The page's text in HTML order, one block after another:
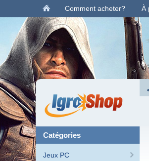
Comment acheter? À
catégories
Jeux PC